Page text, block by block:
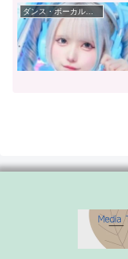
ダンス・ボーカルグループ